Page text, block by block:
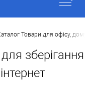
Товари для офісу, дому
зберігання